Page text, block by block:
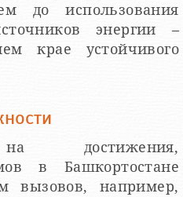
до использования
энергии –
крае устойчивого
достижения,
в Башкортостане
вызовов, например,